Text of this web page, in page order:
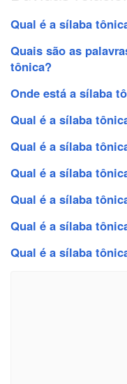
Qual é a sílaba
Quais são as
tônica?
Onde está a sílaba
Qual é a sílaba
Qual é a sílaba
Qual é a sílaba
Qual é a sílaba
Qual é a sílaba
Qual é a sílaba